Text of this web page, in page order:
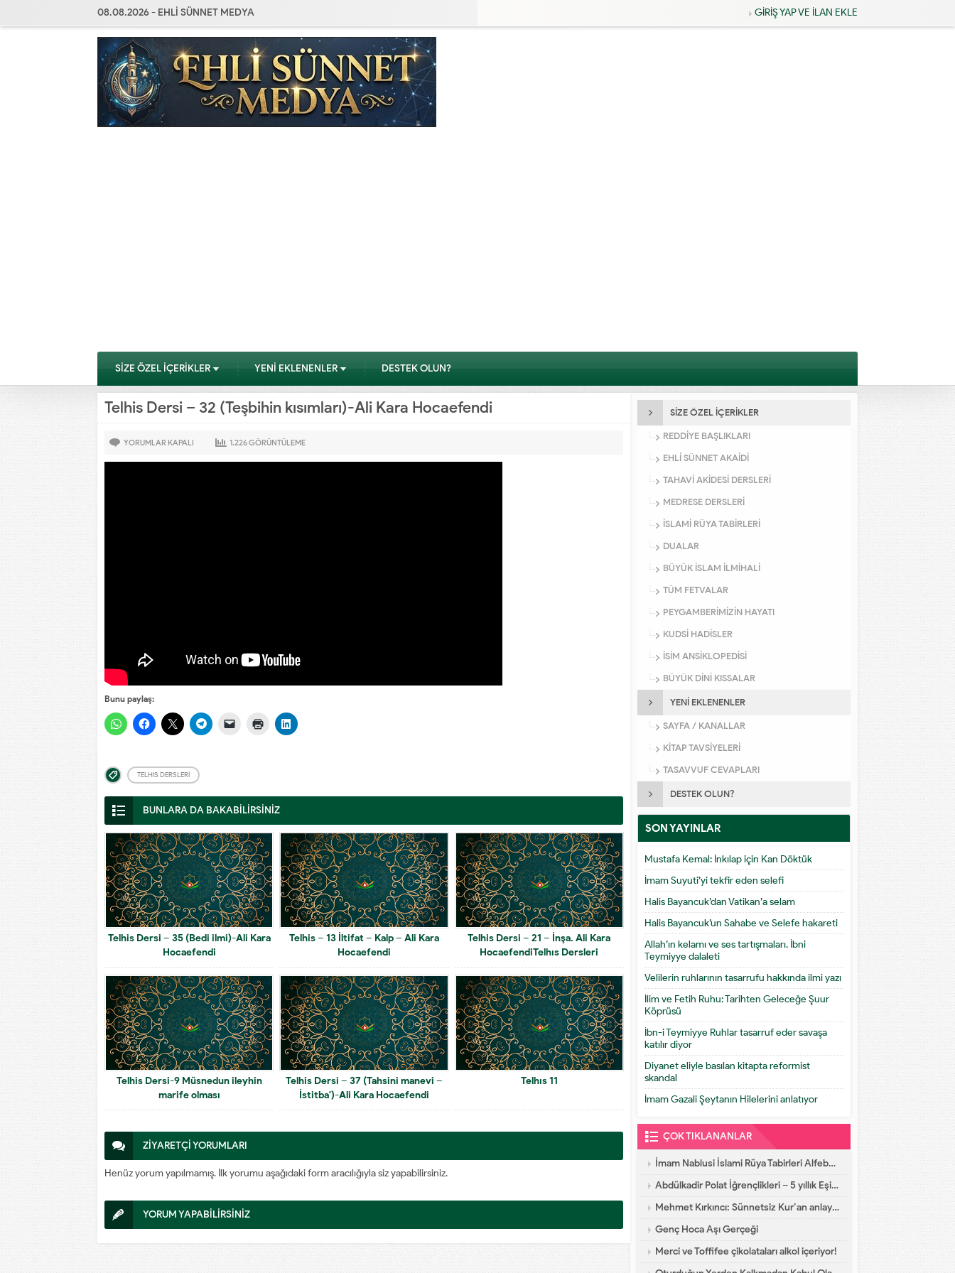
08.08.2026 - EHLİ SÜNNET MEDYA GİRİŞ YAP VE İLAN EKLE
SİZE ÖZEL İÇERİKLER YENİ EKLENENLER DESTEK OLUN?
Telhis Dersi – 32 (Teşbihin kısımları)-Ali Kara Hocaefendi
YORUMLAR KAPALI 1.226GÖRÜNTÜLEME
Bunu paylaş:
TELHIS DERSLERI
BUNLARA DA BAKABİLİRSİNİZ
Telhis Dersi – 35 (Bedi ilmi)-Ali Kara
Hocaefendi
Telhis – 13 İltifat – Kalp – Ali Kara
Hocaefendi
Telhis Dersi – 21 – İnşa. Ali Kara
HocaefendiTelhıs Dersleri
Telhis Dersi-9 Müsnedun ileyhin
marife olması
Telhis Dersi – 37 (Tahsini manevi –
İstitba')-Ali Kara Hocaefendi
Telhıs 11
ZİYARETÇİ YORUMLARI
Henüz yorum yapılmamış. İlk yorumu aşağıdaki form aracılığıyla siz yapabilirsiniz.
YORUM YAPABİLİRSİNİZ
SİZE ÖZEL İÇERİKLER
REDDİYE BAŞLIKLARI
EHLİ SÜNNET AKAİDİ
TAHAVİ AKİDESİ DERSLERİ
MEDRESE DERSLERİ
İSLAMİ RÜYA TABİRLERİ
DUALAR
BÜYÜK İSLAM İLMİHALİ
TÜM FETVALAR
PEYGAMBERİMİZİN HAYATI
KUDSİ HADİSLER
İSİM ANSİKLOPEDİSİ
BÜYÜK DİNİ KISSALAR
YENİ EKLENENLER
SAYFA / KANALLAR
KİTAP TAVSİYELERİ
TASAVVUF CEVAPLARI
DESTEK OLUN?
SON YAYINLAR
Mustafa Kemal: İnkılap için Kan Döktük
İmam Suyuti’yi tekfir eden selefi
Halis Bayancuk’dan Vatikan’a selam
Halis Bayancuk’un Sahabe ve Selefe hakareti
Allah’ın kelamı ve ses tartışmaları. İbni
Teymiyye dalaleti
Velilerin ruhlarının tasarrufu hakkında ilmi yazı
İlim ve Fetih Ruhu: Tarihten Geleceğe Şuur
Köprüsü
İbn-i Teymiyye Ruhlar tasarruf eder savaşa
katılır diyor
Diyanet eliyle basılan kitapta reformist
skandal
İmam Gazali Şeytanın Hilelerini anlatıyor
ÇOK TIKLANANLAR
İmam Nablusi İslami Rüya Tabirleri Alfebatik Sıra
Abdülkadir Polat İğrençlikleri – 5 yıllık Eşinin İtirafları
Mehmet Kırkıncı: Sünnetsiz Kur’an anlayışı hastalıktır, dalalettir!
Genç Hoca Aşı Gerçeği
Merci ve Toffifee çikolataları alkol içeriyor!